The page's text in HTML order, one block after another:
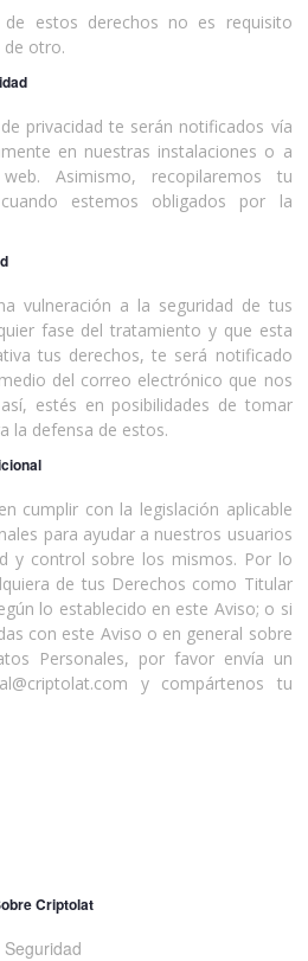
de estos derechos no es requisito
de otro.
privacidad te serán notificados vía
en nuestras instalaciones o a
Asimismo, recopilaremos tu
estemos obligados por la
vulneración a la seguridad de tus
fase del tratamiento y que esta
tus derechos, te será notificado
del correo electrónico que nos
estés en posibilidades de tomar
la defensa de estos.
cumplir con la legislación aplicable
para ayudar a nuestros usuarios
y control sobre los mismos. Por lo
de tus Derechos como Titular
lo establecido en este Aviso; o si
con este Aviso o en general sobre
Personales, por favor envía un
y compártenos tu
Criptolat
Seguridad